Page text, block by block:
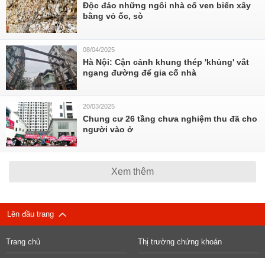
Độc đáo những ngôi nhà cổ ven biển xây
bằng vỏ ốc, sò
08/04/2025
Hà Nội: Cận cảnh khung thép 'khủng' vắt
ngang đường để gia cố nhà
20/03/2025
Chung cư 26 tầng chưa nghiệm thu đã cho
người vào ở
Xem thêm
Lên đầu trang
Trang chủ Thị trường chứng khoán